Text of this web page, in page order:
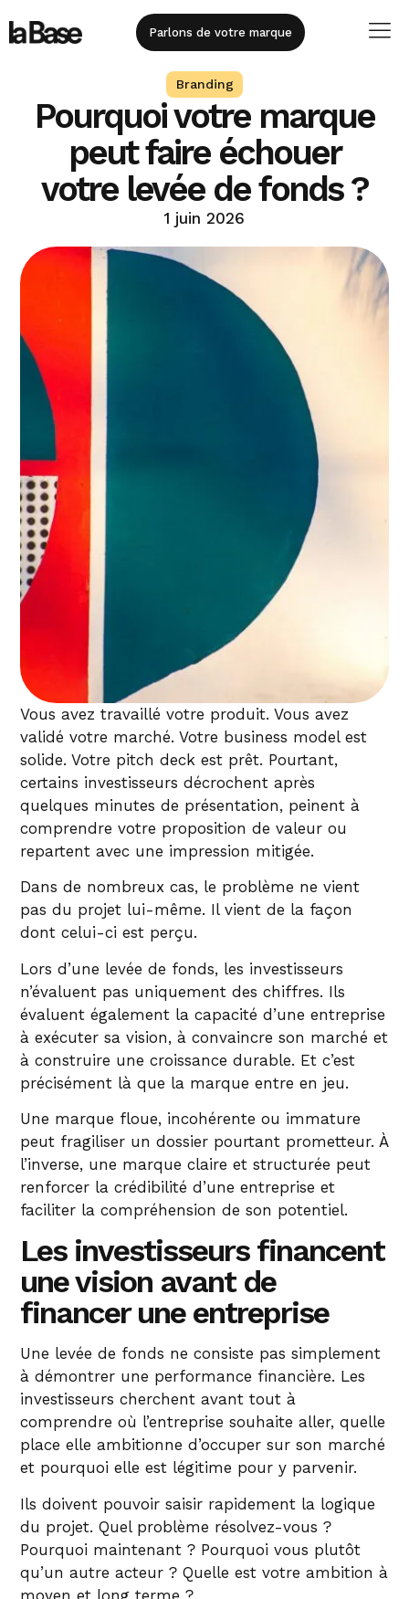
Parlons de votre marque
Branding
Pourquoi votre marque
peut faire échouer
votre levée de fonds ?
1 juin 2026
Vous avez travaillé votre produit. Vous avez
validé votre marché. Votre business model est
solide. Votre pitch deck est prêt. Pourtant,
certains investisseurs décrochent après
quelques minutes de présentation, peinent à
comprendre votre proposition de valeur ou
repartent avec une impression mitigée.
Dans de nombreux cas, le problème ne vient
pas du projet lui-même. Il vient de la façon
dont celui-ci est perçu.
Lors d’une levée de fonds, les investisseurs
n’évaluent pas uniquement des chiffres. Ils
évaluent également la capacité d’une entreprise
à exécuter sa vision, à convaincre son marché et
à construire une croissance durable. Et c’est
précisément là que la marque entre en jeu.
Une marque floue, incohérente ou immature
peut fragiliser un dossier pourtant prometteur. À
l’inverse, une marque claire et structurée peut
renforcer la crédibilité d’une entreprise et
faciliter la compréhension de son potentiel.
Les investisseurs financent
une vision avant de
financer une entreprise
Une levée de fonds ne consiste pas simplement
à démontrer une performance financière. Les
investisseurs cherchent avant tout à
comprendre où l’entreprise souhaite aller, quelle
place elle ambitionne d’occuper sur son marché
et pourquoi elle est légitime pour y parvenir.
Ils doivent pouvoir saisir rapidement la logique
du projet. Quel problème résolvez-vous ?
Pourquoi maintenant ? Pourquoi vous plutôt
qu’un autre acteur ? Quelle est votre ambition à
moyen et long terme ?